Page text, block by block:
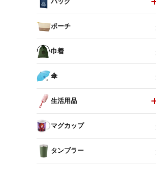
ポーチ
巾着
傘
生活用品
マグカップ
タンブラー